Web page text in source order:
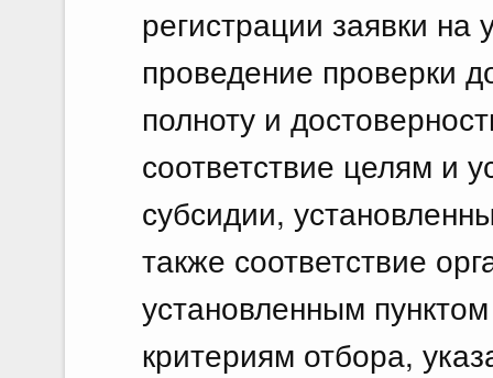
регистрации заявки на
проведение проверки
полноту и
соответствие целям и
субсидии,
также соответствие
установленным
критериям отбора,